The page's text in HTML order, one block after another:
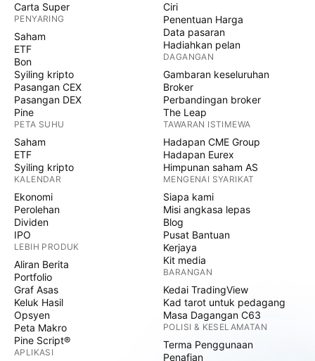
Carta Super
PENYARING
Saham
ETF
Bon
Syiling kripto
Pasangan CEX
Pasangan DEX
Pine
PETA SUHU
Saham
ETF
Syiling kripto
KALENDAR
Ekonomi
Perolehan
Dividen
IPO
LEBIH PRODUK
Aliran Berita
Portfolio
Graf Asas
Keluk Hasil
Opsyen
Peta Makro
Pine Script®
APLIKASI
Ciri
Penentuan Harga
Data pasaran
Hadiahkan pelan
DAGANGAN
Gambaran keseluruhan
Broker
Perbandingan broker
The Leap
TAWARAN ISTIMEWA
Hadapan CME Group
Hadapan Eurex
Himpunan saham AS
MENGENAI SYARIKAT
Siapa kami
Misi angkasa lepas
Blog
Pusat Bantuan
Kerjaya
Kit media
BARANGAN
Kedai TradingView
Kad tarot untuk pedagang
Masa Dagangan C63
POLISI & KESELAMATAN
Terma Penggunaan
Penafian